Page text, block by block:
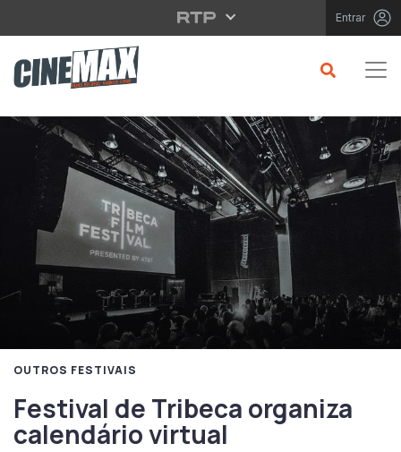
Saltar para o conteúdo principal Entrar
OUTROS FESTIVAIS
Festival de Tribeca organiza
calendário virtual